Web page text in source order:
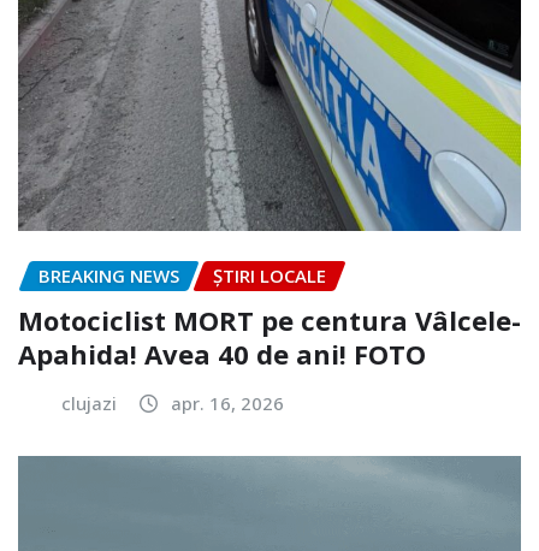
BREAKING NEWS ȘTIRI LOCALE
Motociclist MORT pe centura Vâlcele-
Apahida! Avea 40 de ani! FOTO
clujazi apr. 16, 2026